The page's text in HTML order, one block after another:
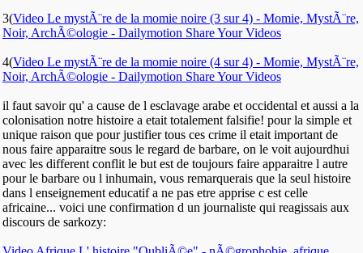
3(Video Le mystÃ¨re de la momie noire (3 sur 4) - Momie, MystÃ¨re,
Noir, ArchÃ©ologie - Dailymotion Share Your Videos
4(Video Le mystÃ¨re de la momie noire (4 sur 4) - Momie, MystÃ¨re,
Noir, ArchÃ©ologie - Dailymotion Share Your Videos
il faut savoir qu' a cause de l esclavage arabe et occidental et aussi a la
colonisation notre histoire a etait totalement falsifie! pour la simple et
unique raison que pour justifier tous ces crime il etait important de
nous faire apparaitre sous le regard de barbare, on le voit aujourdhui
avec les different conflit le but est de toujours faire apparaitre l autre
pour le barbare ou l inhumain, vous remarquerais que la seul histoire
dans l enseignement educatif a ne pas etre apprise c est celle
africaine... voici une confirmation d un journaliste qui reagissais aux
discours de sarkozy: